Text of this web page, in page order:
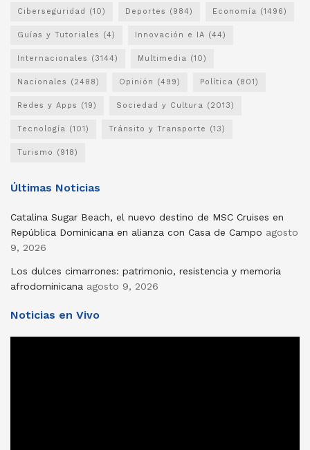
Ciberseguridad (10) Deportes (984) Economía (1496)
Guías y Tutoriales (4) Innovación e IA (44)
Internacionales (3144) Multimedia (10)
Nacionales (2488) Opinión (499) Política (801)
Redes y Apps (19) Sociedad y Cultura (2013)
Tecnología (101) Tránsito y Transporte (13)
Turismo (918)
Últimas Noticias
Catalina Sugar Beach, el nuevo destino de MSC Cruises en
República Dominicana en alianza con Casa de Campo agosto
9, 2026
Los dulces cimarrones: patrimonio, resistencia y memoria
afrodominicana agosto 9, 2026
Noticias en Vivo